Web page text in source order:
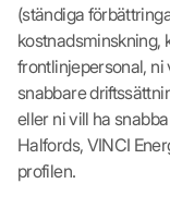
(ständiga
kostnadsminskning,
frontlinjepersonal,
snabbare
eller ni vill ha
Halfords, VINCI
profilen.